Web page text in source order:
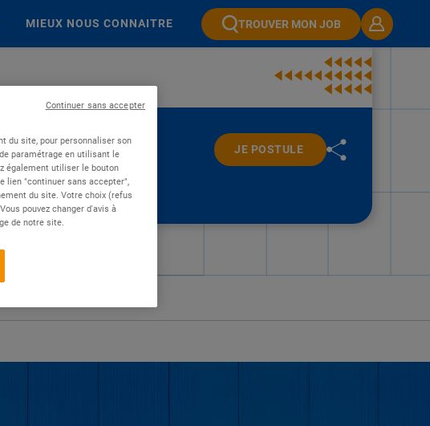
MIEUX NOUS CONNAITRE TROUVER MON JOB
JE POSTULE
du site, pour personnaliser son
paramétrage en utilisant le
également utiliser le bouton
lien "continuer sans accepter",
du site. Votre choix (refus
pouvez changer d'avis à
de notre site.
Continuer sans accepter